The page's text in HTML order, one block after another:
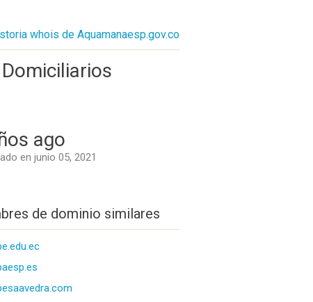
whois de Aquamanaesp.gov.co
Domiciliarios
ago
en junio 05, 2021
de dominio similares